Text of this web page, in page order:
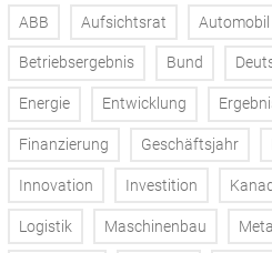
ABB Aufsichtsrat Automobil
Betriebsergebnis Bund
Energie Entwicklung
Finanzierung Geschäftsjahr
Innovation Investition
Logistik Maschinenbau